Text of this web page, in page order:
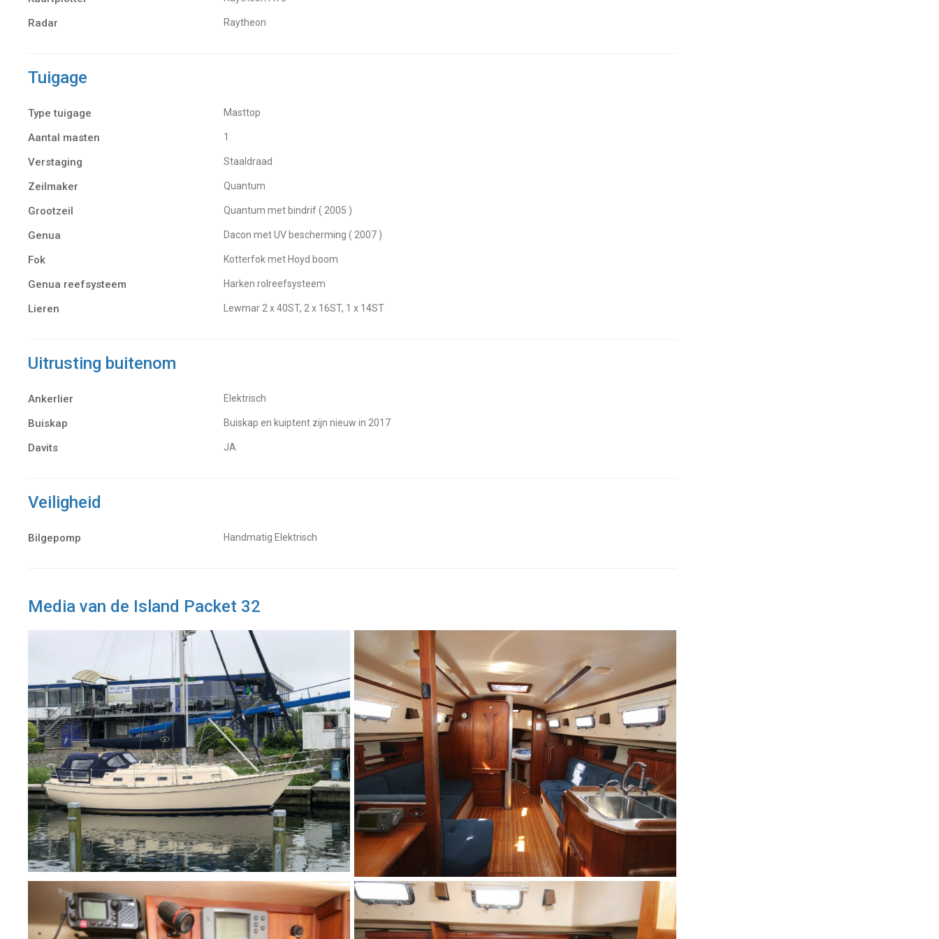
Radar Raytheon
Tuigage
Type tuigage Masttop
Aantal masten 1
Verstaging Staaldraad
Zeilmaker Quantum
Grootzeil Quantum met bindrif ( 2005 )
Genua Dacon met UV bescherming ( 2007 )
Fok Kotterfok met Hoyd boom
Genua reefsysteem Harken rolreefsysteem
Lieren Lewmar 2 x 40ST, 2 x 16ST, 1 x 14ST
Uitrusting buitenom
Ankerlier Elektrisch
Buiskap Buiskap en kuiptent zijn nieuw in 2017
Davits JA
Veiligheid
Bilgepomp Handmatig Elektrisch
Media van de Island Packet 32